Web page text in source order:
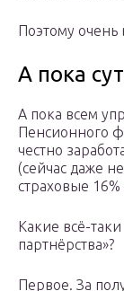
Поэтому очень
А пока
А пока всем
Пенсионного
честно
(сейчас даже
страховые
Какие всё-
партнёрства»?
Первое. За